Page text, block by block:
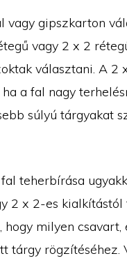
vagy gipszkarton
vagy 2 x 2
választani. A 2
a fal nagy
súlyú tárgyakat
teherbírása
2 x 2-es kialkítástól
hogy milyen
tárgy rögzítéséhez.